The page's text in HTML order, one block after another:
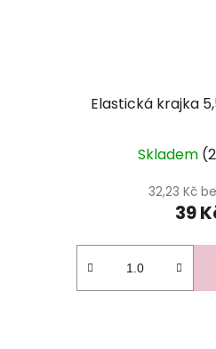
Elastická krajka
Skladem
32,23 Kč
39